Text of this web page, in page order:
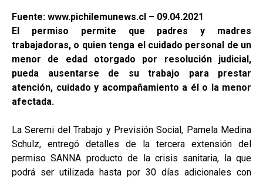
Fuente: www.pichilemunews.cl – 09.04.2021
El permiso permite que padres y madres
trabajadoras, o quien tenga el cuidado personal de un
menor de edad otorgado por resolución judicial,
pueda ausentarse de su trabajo para prestar
atención, cuidado y acompañamiento a él o la menor
afectada.
La Seremi del Trabajo y Previsión Social, Pamela Medina
Schulz, entregó detalles de la tercera extensión del
permiso SANNA producto de la crisis sanitaria, la que
podrá ser utilizada hasta por 30 días adicionales con